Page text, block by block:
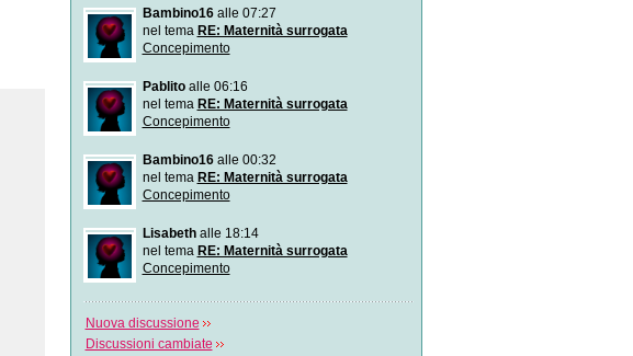
Bambino16alle 07:27
nel tema RE: Maternità surrogata
Concepimento
Pablitoalle 06:16
nel tema RE: Maternità surrogata
Concepimento
Bambino16alle 00:32
nel tema RE: Maternità surrogata
Concepimento
Lisabethalle 18:14
nel tema RE: Maternità surrogata
Concepimento
Nuova discussione
Discussioni cambiate